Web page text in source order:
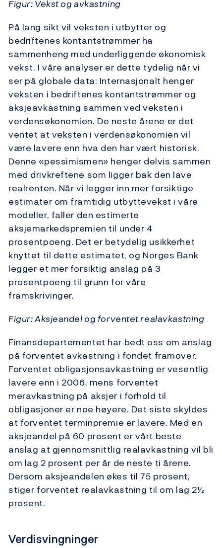
Figur: Vekst og avkastning
På lang sikt vil veksten i utbytter og
bedriftenes kontantstrømmer ha
sammenheng med underliggende økonomisk
vekst. I våre analyser er dette tydelig når vi
ser på globale data: Internasjonalt henger
veksten i bedriftenes kontantstrømmer og
aksjeavkastning sammen ved veksten i
verdensøkonomien. De neste årene er det
ventet at veksten i verdensøkonomien vil
være lavere enn hva den har vært historisk.
Denne «pessimismen» henger delvis sammen
med drivkreftene som ligger bak den lave
realrenten. Når vi legger inn mer forsiktige
estimater om framtidig utbyttevekst i våre
modeller, faller den estimerte
aksjemarkedspremien til under 4
prosentpoeng. Det er betydelig usikkerhet
knyttet til dette estimatet, og Norges Bank
legger et mer forsiktig anslag på 3
prosentpoeng til grunn for våre
framskrivinger.
Figur: Aksjeandel og forventet realavkastning
Finansdepartementet har bedt oss om anslag
på forventet avkastning i fondet framover.
Forventet obligasjonsavkastning er vesentlig
lavere enn i 2006, mens forventet
meravkastning på aksjer i forhold til
obligasjoner er noe høyere. Det siste skyldes
at forventet terminpremie er lavere. Med en
aksjeandel på 60 prosent er vårt beste
anslag at gjennomsnittlig realavkastning vil bli
om lag 2 prosent per år de neste ti årene.
Dersom aksjeandelen økes til 75 prosent,
stiger forventet realavkastning til om lag 2½
prosent.
Verdisvingninger